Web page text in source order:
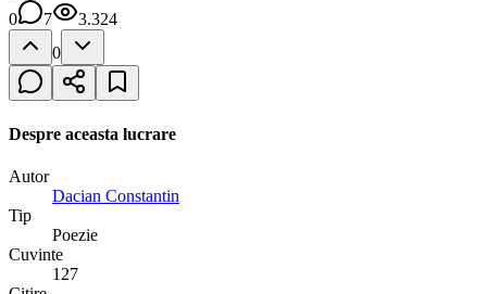
0
7
3.324
0
Despre aceasta lucrare
Autor
Dacian Constantin
Tip
Poezie
Cuvinte
127